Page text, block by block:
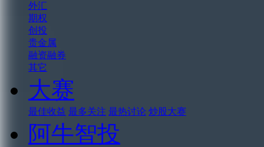
外汇
期权
创投
贵金属
融资融券
其它
大赛
最佳收益 最多关注 最热讨论 炒股大赛
阿牛智投